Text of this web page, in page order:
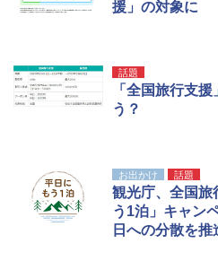
援」の対象に
話題
「全国旅行支
う？
お出かけ 話題
観光庁、全国旅
う1泊」キャン
日への分散を推